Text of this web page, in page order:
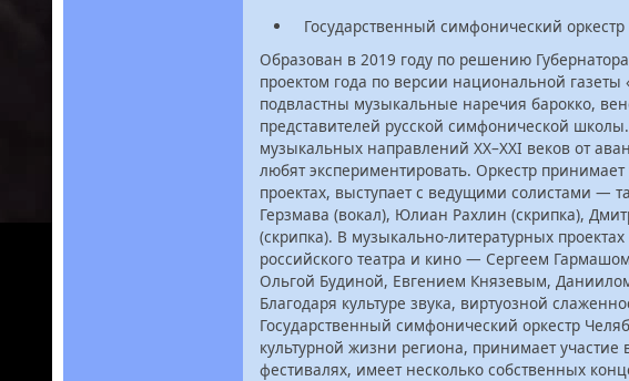
Государственный симфонический
Образован в 2019 году по решению
проектом года по версии национальной
подвластны музыкальные наречия барокко,
представителей русской симфонической
музыкальных направлений XX–XXI веков от
любят экспериментировать. Оркестр
проектах, выступает с ведущими солистами —
Герзмава (вокал), Юлиан Рахлин (скрипка),
(скрипка). В музыкально-литературных
российского театра и кино — Сергеем
Ольгой Будиной, Евгением Князевым,
Благодаря культуре звука, виртуозной
Государственный симфонический оркестр
культурной жизни региона, принимает
фестивалях, имеет несколько собственных